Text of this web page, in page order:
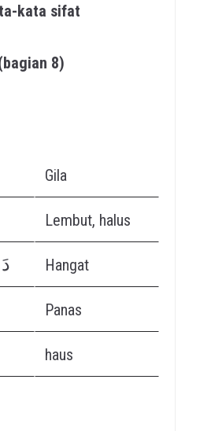
kata sifat
8)
Gila
Lembut, halus
Hangat
Panas
haus